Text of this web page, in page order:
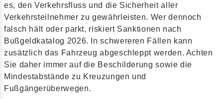
es, den Verkehrsfluss und die Sicherheit aller
Verkehrsteilnehmer zu gewährleisten. Wer dennoch
falsch hält oder parkt, riskiert Sanktionen nach
Bußgeldkatalog 2026. In schwereren Fällen kann
zusätzlich das Fahrzeug abgeschleppt werden. Achten
Sie daher immer auf die Beschilderung sowie die
Mindestabstände zu Kreuzungen und
Fußgängerüberwegen.